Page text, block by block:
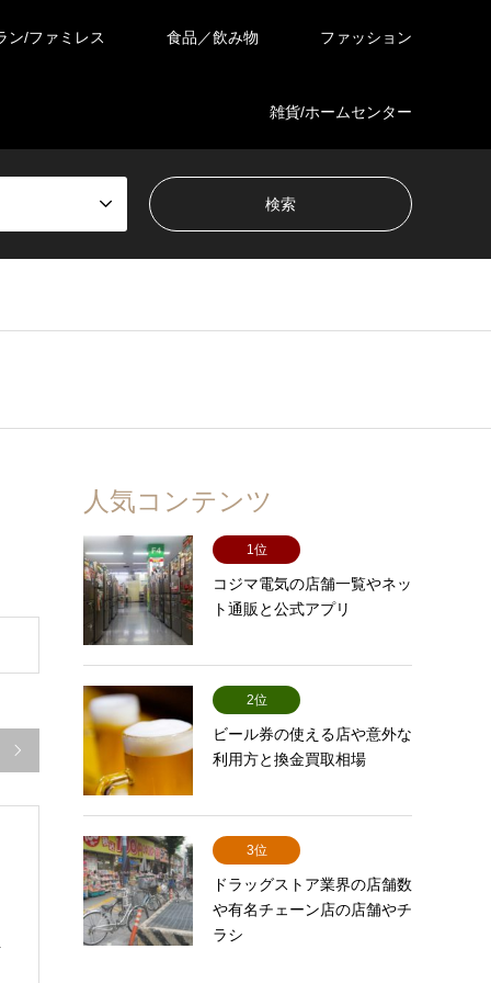
ン/ファミレス 食品／飲み物 ファッション
雑貨/ホームセンター

人気コンテンツ
1位
コジマ電気の店舗一覧やネッ
ト通販と公式アプリ
2位
ビール券の使える店や意外な
利用方と換金買取相場
3位
ドラッグストア業界の店舗数
や有名チェーン店の店舗やチ
ラシ